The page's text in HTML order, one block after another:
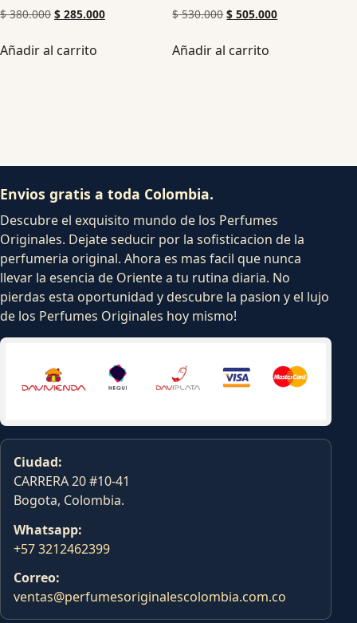
$380.000 $ 285.000
Añadir al carrito
$530.000 $ 505.000
Añadir al carrito
Envios gratis a toda Colombia.
Descubre el exquisito mundo de los Perfumes
Originales. Dejate seducir por la sofisticacion de la
perfumeria original. Ahora es mas facil que nunca
llevar la esencia de Oriente a tu rutina diaria. No
pierdas esta oportunidad y descubre la pasion y el lujo
de los Perfumes Originales hoy mismo!
Ciudad:
CARRERA 20 #10-41
Bogota, Colombia.
Whatsapp:
+57 3212462399
Correo:
ventas@perfumesoriginalescolombia.com.co